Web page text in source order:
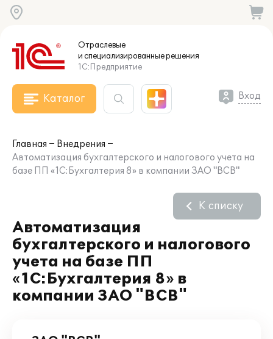
Отраслевые
и специализированныерешения
1С:Предприятие
Каталог Вход
Главная
Внедрения
Автоматизация бухгалтерского и налогового учета на
базе ПП «1C:Бухгалтерия 8» в компании ЗАО "ВСВ"
Автоматизация
бухгалтерского и налогового
учета на базе ПП
«1C:Бухгалтерия 8» в
компании ЗАО "ВСВ"
К списку